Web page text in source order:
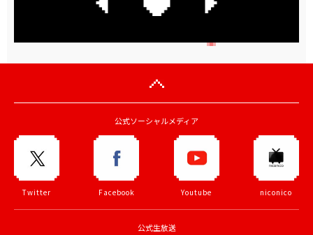
公式ソーシャルメディア
Twitter Facebook Youtube niconico
公式生放送